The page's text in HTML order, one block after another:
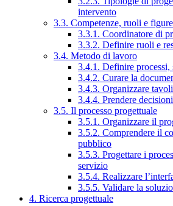
intervento
3.3. Competenze, ruoli e
3.3.1. Coordinatore di
3.3.2. Definire ruoli e
3.4. Metodo di lavoro
3.4.1. Definire processi,
3.4.2. Curare la
3.4.3. Organizzare
3.4.4. Prendere decisioni
3.5. Il processo progettuale
3.5.1. Organizzare il
3.5.2. Comprendere il
pubblico
3.5.3. Progettare i
servizio
3.5.4. Realizzare
3.5.5. Validare la
4. Ricerca progettuale